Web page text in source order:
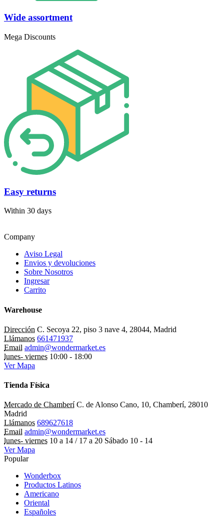
Wide assortment
Mega Discounts
Easy returns
Within 30 days
Company
Aviso Legal
Envios y devoluciones
Sobre Nosotros
Ingresar
Carrito
Warehouse
Dirección C. Secoya 22, piso 3 nave 4, 28044, Madrid
Llámanos 661471937
Email admin@wondermarket.es
lunes- viernes 10:00 - 18:00
Ver Mapa
Tienda Física
Mercado de Chamberí C. de Alonso Cano, 10, Chamberí, 28010
Madrid
Llámanos 689627618
Email admin@wondermarket.es
lunes- viernes 10 a 14 / 17 a 20 Sábado 10 - 14
Ver Mapa
Popular
Wonderbox
Productos Latinos
Americano
Oriental
Españoles